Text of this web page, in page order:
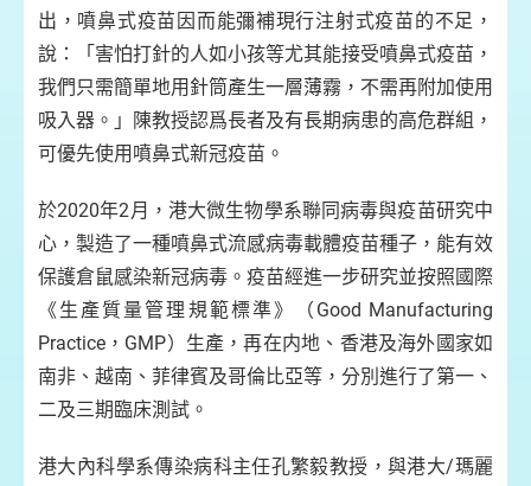
出，噴鼻式疫苗因而能彌補現行注射式疫苗的不足，
說：「害怕打針的人如小孩等尤其能接受噴鼻式疫苗，
我們只需簡單地用針筒產生一層薄霧，不需再附加使用
吸入器。」陳教授認爲長者及有長期病患的高危群組，
可優先使用噴鼻式新冠疫苗。
於2020年2月，港大微生物學系聯同病毒與疫苗研究中
心，製造了一種噴鼻式流感病毒載體疫苗種子，能有效
保護倉鼠感染新冠病毒。疫苗經進一步研究並按照國際
《生產質量管理規範標準》（Good Manufacturing
Practice，GMP）生產，再在内地、香港及海外國家如
南非、越南、菲律賓及哥倫比亞等，分別進行了第一、
二及三期臨床測試。
港大內科學系傳染病科主任孔繁毅教授，與港大/瑪麗